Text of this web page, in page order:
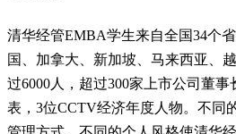
清华经管EMBA学生来自全国34个
国、加拿大、新加坡、马来西亚、
过6000人，超过300家上市公司董
表，3位CCTV经济年度人物。不同